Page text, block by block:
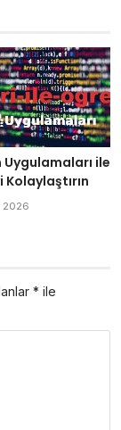
Uygulamaları ile
Kolaylaştırın
2026
* ile